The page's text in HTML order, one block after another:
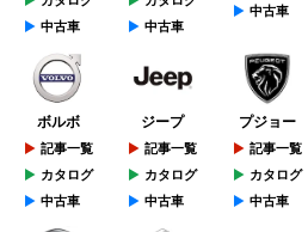
中古車
中古車
中古車
ボルボ
記事一覧
カタログ
中古車
ジープ
記事一覧
カタログ
中古車
プジョー
記事一覧
カタログ
中古車